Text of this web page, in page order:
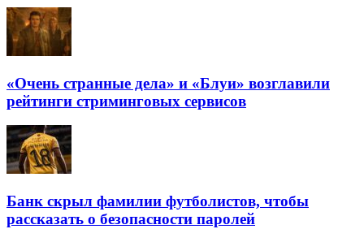
«Очень странные дела» и «Блуи» возглавили
рейтинги стриминговых сервисов
Банк скрыл фамилии футболистов, чтобы
рассказать о безопасности паролей